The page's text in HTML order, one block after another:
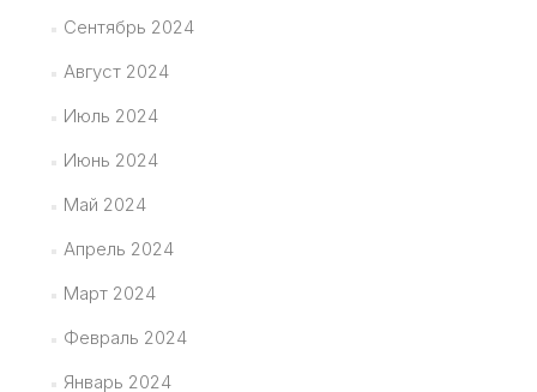
Сентябрь 2024
Август 2024
Июль 2024
Июнь 2024
Май 2024
Апрель 2024
Март 2024
Февраль 2024
Январь 2024